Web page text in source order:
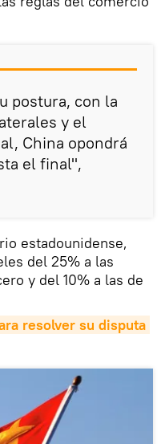
postura, con la
y el
China opondrá
el final",
estadounidense,
del 25% a las
y del 10% a las de
resolver su disputa